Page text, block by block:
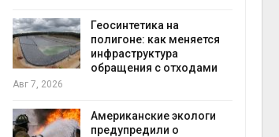
Геосинтетика на
полигоне: как меняется
инфраструктура
обращения с отходами
Авг 7, 2026
Американские экологи
предупредили о